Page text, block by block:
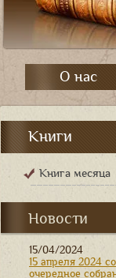
О нас
Книги
Книга месяца
Новости
15/04/2024
15 апреля 2024
очередное